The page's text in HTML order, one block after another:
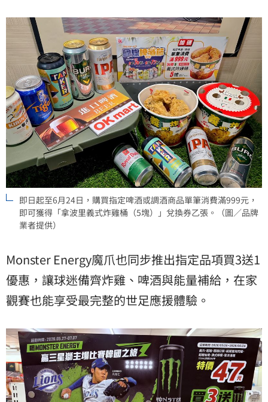
即日起至6月24日，購買指定啤酒或調酒商品單筆消費滿999元，
即可獲得「拿波里義式炸雞桶（5塊）」兌換券乙張。（圖／品牌
業者提供）
Monster Energy魔爪也同步推出指定品項買3送1
優惠，讓球迷備齊炸雞、啤酒與能量補給，在家
觀賽也能享受最完整的世足應援體驗。